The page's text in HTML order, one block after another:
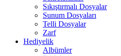
Sıkıştırmalı Dosyalar
Sunum Dosyaları
Telli Dosyalar
Zarf
Hediyelik
Albümler